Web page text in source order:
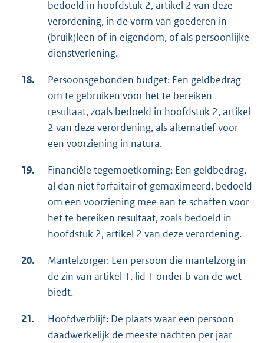
bedoeld in hoofdstuk 2, artikel 2 van deze
verordening, in de vorm van goederen in
(bruik)leen of in eigendom, of als persoonlijke
dienstverlening.
18.
Persoonsgebonden budget: Een geldbedrag
om te gebruiken voor het te bereiken
resultaat, zoals bedoeld in hoofdstuk 2, artikel
2 van deze verordening, als alternatief voor
een voorziening in natura.
19.
Financiële tegemoetkoming: Een geldbedrag,
al dan niet forfaitair of gemaximeerd, bedoeld
om een voorziening mee aan te schaffen voor
het te bereiken resultaat, zoals bedoeld in
hoofdstuk 2, artikel 2 van deze verordening.
20.
Mantelzorger: Een persoon die mantelzorg in
de zin van artikel 1, lid 1 onder b van de wet
biedt.
21.
Hoofdverblijf: De plaats waar een persoon
daadwerkelijk de meeste nachten per jaar